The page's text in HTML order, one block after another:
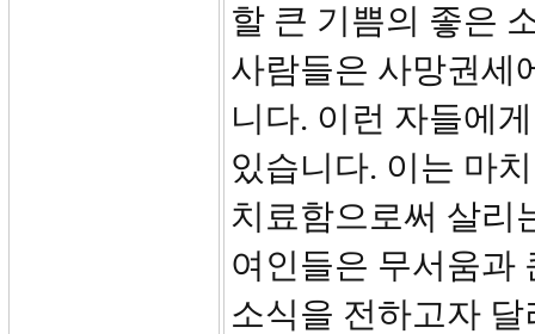
할 큰 기쁨의 좋은
사람들은 사망권세
니다. 이런 자들에
있습니다. 이는 마
치료함으로써 살리
여인들은 무서움과
소식을 전하고자